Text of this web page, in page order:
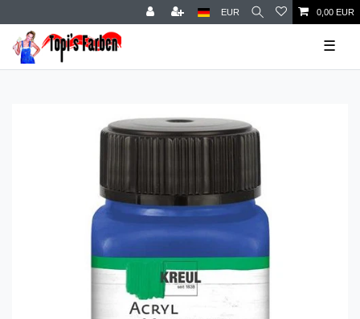
EUR 0,00 EUR
☰